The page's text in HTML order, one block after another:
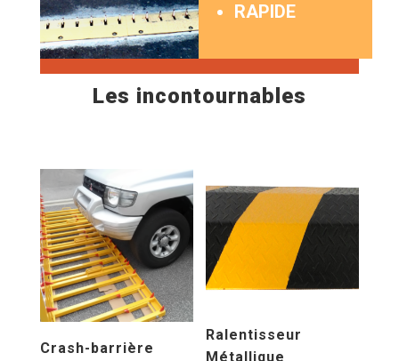
RAPIDE
Les incontournables
Crash-barrière
Ralentisseur
Métallique